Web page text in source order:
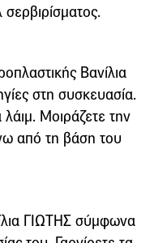
Βανίλια
στη συσκευασία.
Μοιράζετε την
από τη βάση του
ΓΙΩΤΗΣ σύμφωνα